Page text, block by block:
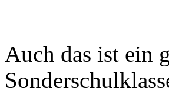
Auch das ist ein